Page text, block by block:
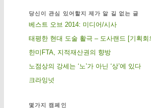
당신이 관심 있어할지 제가 알 길 없는 글
베스트 오브 2014: 미디어/시사
태평한 현대 도술 활극 – 도사랜드 [기획회
한미FTA, 지적재산권의 향방
노점상의 강세는 ‘노’가 아닌 ‘상’에 있다
크라잉넛
몇가지 캠페인